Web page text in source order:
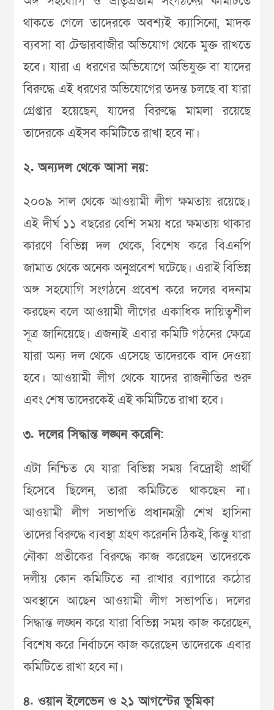
থাকতে গেলে তাদেরকে অবশ্যই ক্যাসিনো, মাদক
ব্যবসা বা টেন্ডারবাজীর অভিযোগ থেকে মুক্ত রাখতে
হবে। যারা এ ধরণের অভিযোগে অভিযুক্ত বা যাদের
বিরুদ্ধে এই ধরণের অভিযোগের তদন্ত চলছে বা যারা
গ্রেপ্তার হয়েছেন, যাদের বিরুদ্ধে মামলা রয়েছে
তাদেরকে এইসব কমিটিতে রাখা হবে না।
২. অন্যদল থেকে আসা নয়:
২০০৯ সাল থেকে আওয়ামী লীগ ক্ষমতায় রয়েছে।
এই দীর্ঘ ১১ বছরের বেশি সময় ধরে ক্ষমতায় থাকার
কারণে বিভিন্ন দল থেকে, বিশেষ করে বিএনপি
জামাত থেকে অনেক অনুপ্রবেশ ঘটেছে। এরাই বিভিন্ন
অঙ্গ সহযোগি সংগঠনে প্রবেশ করে দলের বদনাম
করছেন বলে আওয়ামী লীগের একাধিক দায়িত্বশীল
সূত্র জানিয়েছে। এজন্যই এবার কমিটি গঠনের ক্ষেত্রে
যারা অন্য দল থেকে এসেছে তাদেরকে বাদ দেওয়া
হবে। আওয়ামী লীগ থেকে যাদের রাজনীতির শুরু
এবং শেষ তাদেরকেই এই কমিটিতে রাখা হবে।
৩. দলের সিদ্ধান্ত লঙ্ঘন করেনি:
এটা নিশ্চিত যে যারা বিভিন্ন সময় বিদ্রোহী প্রার্থী
হিসেবে ছিলেন, তারা কমিটিতে থাকছেন না।
আওয়ামী লীগ সভাপতি প্রধানমন্ত্রী শেখ হাসিনা
তাদের বিরুদ্ধে ব্যবস্থা গ্রহণ করেননি ঠিকই, কিন্তু যারা
নৌকা প্রতীকের বিরুদ্ধে কাজ করেছেন তাদেরকে
দলীয় কোন কমিটিতে না রাখার ব্যাপারে কঠোর
অবস্থানে আছেন আওয়ামী লীগ সভাপতি। দলের
সিদ্ধান্ত লঙ্ঘন করে যারা বিভিন্ন সময় কাজ করেছেন,
বিশেষ করে নির্বাচনে কাজ করেছেন তাদেরকে এবার
কমিটিতে রাখা হবে না।
৪. ওয়ান ইলেভেন ও ২১ আগস্টের ভূমিকা